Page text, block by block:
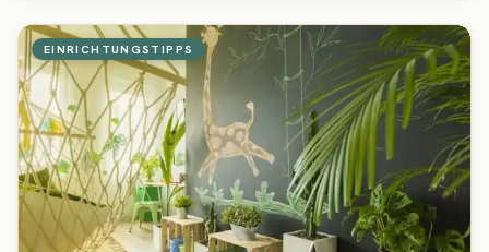
EINRICHTUNGSTIPPS